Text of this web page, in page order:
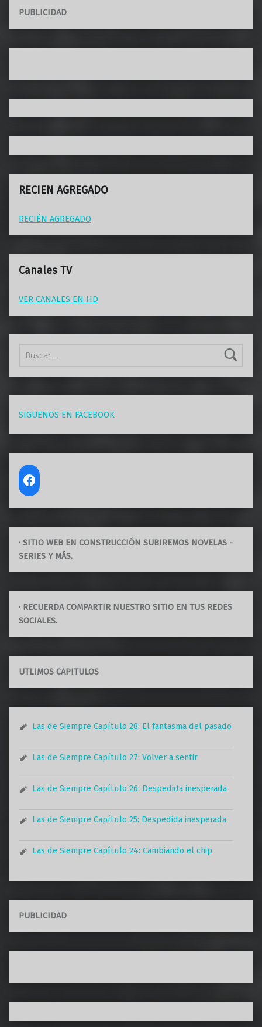
PUBLICIDAD
RECIEN AGREGADO
RECIÉN AGREGADO
Canales TV
VER CANALES EN HD
SIGUENOS EN FACEBOOK
· SITIO WEB EN CONSTRUCCIÓN SUBIREMOS NOVELAS -
SERIES Y MÁS.
· RECUERDA COMPARTIR NUESTRO SITIO EN TUS REDES
SOCIALES.
UTLIMOS CAPITULOS
Las de Siempre Capítulo 28: El fantasma del pasado
Las de Siempre Capítulo 27: Volver a sentir
Las de Siempre Capítulo 26: Despedida inesperada
Las de Siempre Capítulo 25: Despedida inesperada
Las de Siempre Capítulo 24: Cambiando el chip
PUBLICIDAD